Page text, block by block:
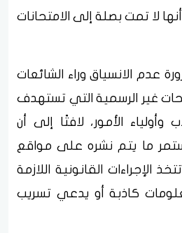
لا تمت بصلة إلى الامتحانات
عدم الانسياق وراء الشائعات
غير الرسمية التي تستهدف
وأولياء الأمور، لافتًا إلى أن
ما يتم نشره على مواقع
الإجراءات القانونية اللازمة
كاذبة أو يدعي تسريب